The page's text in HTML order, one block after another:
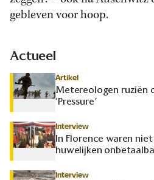
gebleven voor hoop.
Actueel
Artikel
Metereologen ruziën
‘Pressure’
Interview
In Florence waren
huwelijken
Interview